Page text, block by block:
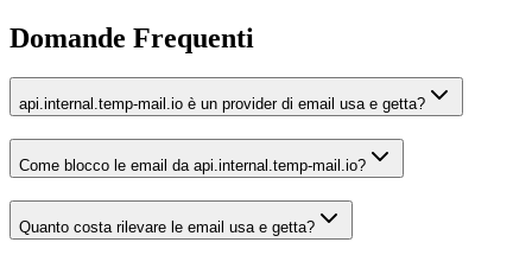
Domande Frequenti
api.internal.temp-mail.io è un provider di email usa e getta?
Come blocco le email da api.internal.temp-mail.io?
Quanto costa rilevare le email usa e getta?